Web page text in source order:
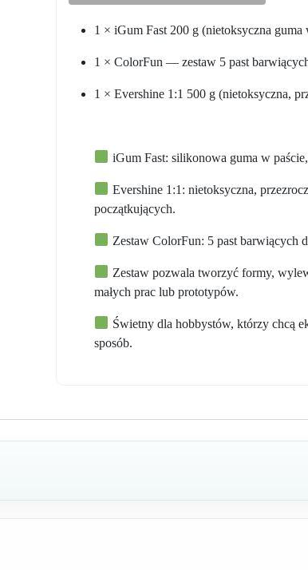
1 × iGum Fast 200 g (nietoksyczna
1 × ColorFun — zestaw 5 past
1 × Evershine 1:1 500 g (nietoksyczna,
iGum Fast: silikonowa guma w
Evershine 1:1: nietoksyczna,
początkujących.
Zestaw ColorFun: 5 past
Zestaw pozwala tworzyć formy,
małych prac lub prototypów.
Świetny dla hobbystów, którzy chcą
sposób.